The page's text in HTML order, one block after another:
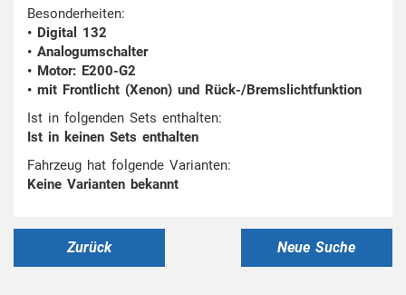
Besonderheiten:
• Digital 132
• Analogumschalter
• Motor: E200-G2
• mit Frontlicht (Xenon) und Rück-/Bremslichtfunktion
Ist in folgenden Sets enthalten:
Ist in keinen Sets enthalten
Fahrzeug hat folgende Varianten:
Keine Varianten bekannt
Zurück Neue Suche